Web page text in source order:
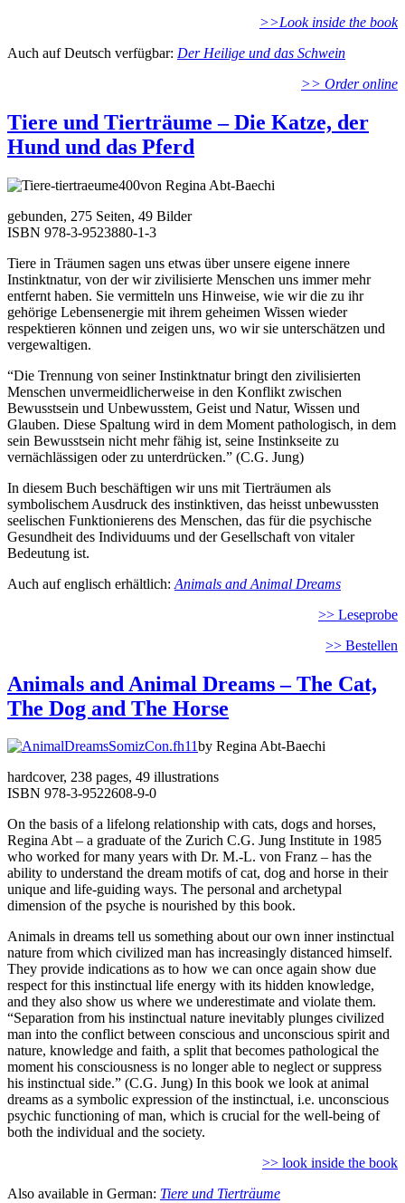
>>Look inside the book
Auch auf Deutsch verfügbar: Der Heilige und das Schwein
>> Order online
Tiere und Tierträume – Die Katze, der
Hund und das Pferd
von Regina Abt-Baechi
gebunden, 275 Seiten, 49 Bilder
ISBN 978-3-9523880-1-3
Tiere in Träumen sagen uns etwas über unsere eigene innere
Instinktnatur, von der wir zivilisierte Menschen uns immer mehr
entfernt haben. Sie vermitteln uns Hinweise, wie wir die zu ihr
gehörige Lebensenergie mit ihrem geheimen Wissen wieder
respektieren können und zeigen uns, wo wir sie unterschätzen und
vergewaltigen.
“Die Trennung von seiner Instinktnatur bringt den zivilisierten
Menschen unvermeidlicherweise in den Konflikt zwischen
Bewusstsein und Unbewusstem, Geist und Natur, Wissen und
Glauben. Diese Spaltung wird in dem Moment pathologisch, in dem
sein Bewusstsein nicht mehr fähig ist, seine Instinkseite zu
vernächlässigen oder zu unterdrücken.” (C.G. Jung)
In diesem Buch beschäftigen wir uns mit Tierträumen als
symbolischem Ausdruck des instinktiven, das heisst unbewussten
seelischen Funktionierens des Menschen, das für die psychische
Gesundheit des Individuums und der Gesellschaft von vitaler
Bedeutung ist.
Auch auf englisch erhältlich: Animals and Animal Dreams
>> Leseprobe
>> Bestellen
Animals and Animal Dreams – The Cat,
The Dog and The Horse
by Regina Abt-Baechi
hardcover, 238 pages, 49 illustrations
ISBN 978-3-9522608-9-0
On the basis of a lifelong relationship with cats, dogs and horses,
Regina Abt – a graduate of the Zurich C.G. Jung Institute in 1985
who worked for many years with Dr. M.-L. von Franz – has the
ability to understand the dream motifs of cat, dog and horse in their
unique and life-guiding ways. The personal and archetypal
dimension of the psyche is nourished by this book.
Animals in dreams tell us something about our own inner instinctual
nature from which civilized man has increasingly distanced himself.
They provide indications as to how we can once again show due
respect for this instinctual life energy with its hidden knowledge,
and they also show us where we underestimate and violate them.
“Separation from his instinctual nature inevitably plunges civilized
man into the conflict between conscious and unconscious spirit and
nature, knowledge and faith, a split that becomes pathological the
moment his consciousness is no longer able to neglect or suppress
his instinctual side.” (C.G. Jung) In this book we look at animal
dreams as a symbolic expression of the instinctual, i.e. unconscious
psychic functioning of man, which is crucial for the well-being of
both the individual and the society.
>> look inside the book
Also available in German: Tiere und Tierträume